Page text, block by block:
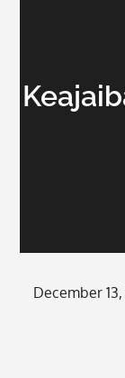
Posted
December